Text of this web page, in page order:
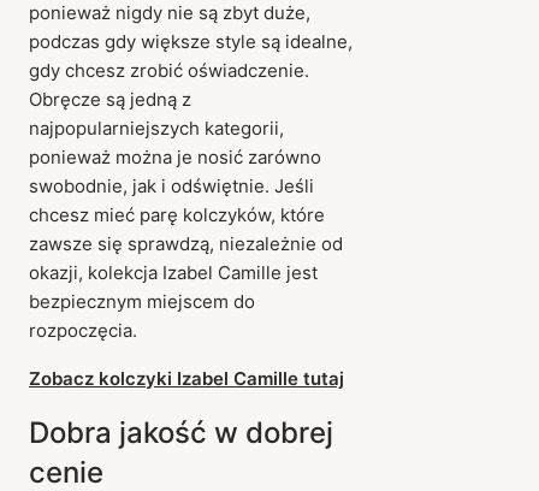
ponieważ nigdy nie są zbyt duże,
podczas gdy większe style są idealne,
gdy chcesz zrobić oświadczenie.
Obręcze są jedną z
najpopularniejszych kategorii,
ponieważ można je nosić zarówno
swobodnie, jak i odświętnie. Jeśli
chcesz mieć parę kolczyków, które
zawsze się sprawdzą, niezależnie od
okazji, kolekcja Izabel Camille jest
bezpiecznym miejscem do
rozpoczęcia.
Zobacz kolczyki Izabel Camille tutaj
Dobra jakość w dobrej
cenie